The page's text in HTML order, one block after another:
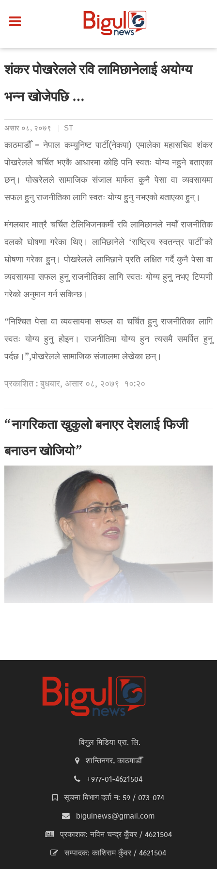
शंकर पोखरेलले रवि लामिछानेलाई अयोग्य
भन्न खोजेपछि …
असार ०८, २०७९ ST
काठमाडौँ – नेपाल कम्युनिष्ट पार्टी(नेकपा) एमालेका महासचिव शंकर
पोखरेलले चर्चित भएकै आधारमा कोहि पनि स्वतः योग्य नहुने बताएका
छन्। पोखरेलले सामाजिक संजाल मार्फत कुनै पेसा वा व्यवसायमा
सफल हुनु राजनीतिका लागि स्वतः योग्य हुनु नभएको बताएका हुन्।
मंगलबार मात्रै चर्चित टेलिभिजनकर्मी रवि लामिछानले नयाँ राजनीतिक
दलको घोषणा गरेका थिए। लामिछानेले ‘राष्ट्रिय स्वतन्त्र पार्टी’को
घोषणा गरेका हुन्। पोखरेलले लामिछाने प्रति लक्षित गर्दै कुनै पेसा वा
व्यवसायमा सफल हुनु राजनीतिका लागि स्वतः योग्य हुनु नभए टिप्पणी
गरेको अनुमान गर्न सकिन्छ।
“निश्चित पेसा वा व्यवसायमा सफल वा चर्चित हुनु राजनीतिका लागि
स्वतः योग्य हुनु होइन। राजनीतिमा योग्य हुन त्यसमै समर्पित हुनु
पर्दछ।”,पोखरेलले सामाजिक संजालमा लेखेका छन्।
प्रकाशित : बुधबार, असार ०८, २०७९ १०:२०
“नागरिकता खुकुलो बनाएर देशलाई फिजी
बनाउन खोजियो”
विगुल मिडिया प्रा. लि.
शान्तिनगर, काठमाडौँ
+977-01-4621504
सूचना बिभाग दर्ता न: 59 / 073-074
bigulnews@gmail.com
प्रकाशक: नविन चन्द्र कुँवर / 4621504
सम्पादक: काशिराम कुँवर / 4621504